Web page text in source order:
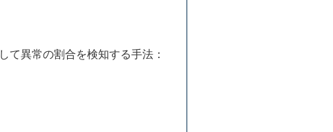
異常の割合を検知する手法：